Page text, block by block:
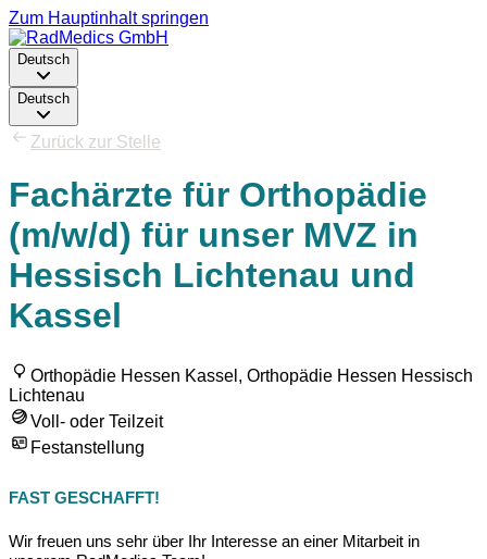
Zum Hauptinhalt springen
Deutsch
Deutsch
Zurück zur Stelle
Fachärzte für Orthopädie
(m/w/d) für unser MVZ in
Hessisch Lichtenau und
Kassel
Orthopädie Hessen Kassel, Orthopädie Hessen Hessisch
Lichtenau
Voll- oder Teilzeit
Festanstellung
FAST GESCHAFFT!
Wir freuen uns sehr über Ihr Interesse an einer Mitarbeit in